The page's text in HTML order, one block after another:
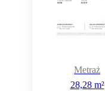
Metraż
28,28 m²